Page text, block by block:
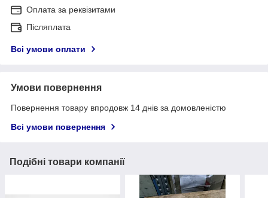
Оплата за реквізитами
Післяплата
Всі умови оплати
Умови повернення
Повернення товару впродовж 14 днів за домовленістю
Всі умови повернення
Подібні товари компанії